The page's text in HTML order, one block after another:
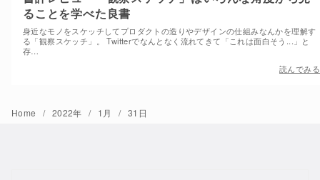
ることを学べた良書
身近なモノをスケッチしてプロダクトの造りやデザインの仕組みなんかを理解す
る「観察スケッチ」。 Twitterでなんとなく流れてきて「これは面白そう...」と
存…
読んでみる
Home 2022年 1月 31日